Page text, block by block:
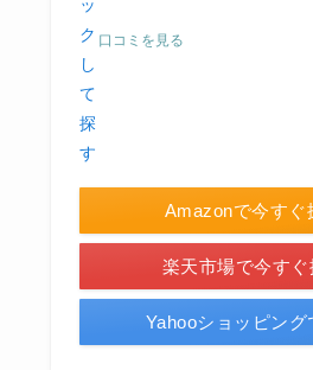
口コミを見る
Amazonで今す
楽天市場で今す
Yahooショッピン